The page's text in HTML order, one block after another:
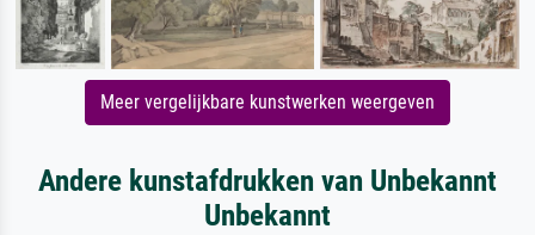
Meer vergelijkbare kunstwerken weergeven
Andere kunstafdrukken van Unbekannt
Unbekannt